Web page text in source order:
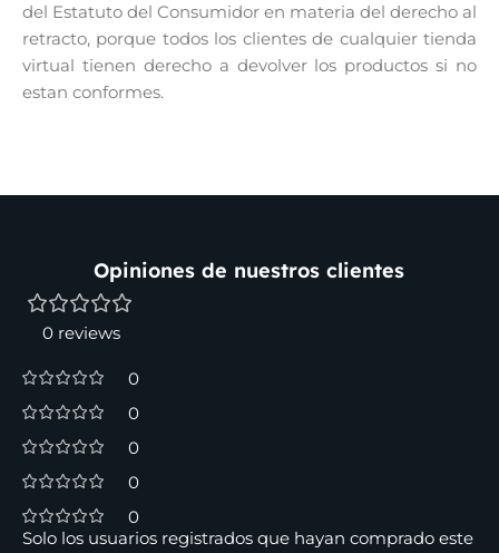
del Estatuto del Consumidor en materia del derecho al
retracto, porque todos los clientes de cualquier tienda
virtual tienen derecho a devolver los productos si no
estan conformes.
Opiniones de nuestros clientes
0 reviews
0
0
0
0
0
Solo los usuarios registrados que hayan comprado este